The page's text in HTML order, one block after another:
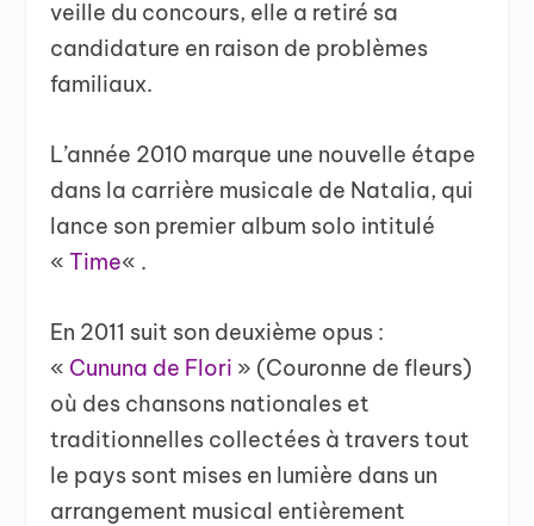
veille du concours, elle a retiré sa
candidature en raison de problèmes
familiaux.
L’année 2010 marque une nouvelle étape
dans la carrière musicale de Natalia, qui
lance son premier album solo intitulé
«Time« .
En 2011 suit son deuxième opus :
« Cununa de Flori » (Couronne de fleurs)
où des chansons nationales et
traditionnelles collectées à travers tout
le pays sont mises en lumière dans un
arrangement musical entièrement